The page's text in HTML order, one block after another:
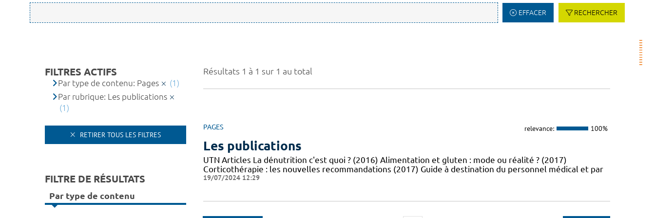
EFFACER RECHERCHER
Résultats 1 à 1 sur 1 au total
PAGES relevance: 100%
Les publications
UTN Articles La dénutrition c'est quoi ? (2016) Alimentation et gluten : mode ou réalité ? (2017)
Corticothérapie : les nouvelles recommandations (2017) Guide à destination du personnel médical et par
19/07/2024 12:29
FILTRES ACTIFS
Par type de contenu: Pages
(1)
Par rubrique: Les publications
(1)
RETIRER TOUS LES FILTRES
FILTRE DE RÉSULTATS
Par type de contenu